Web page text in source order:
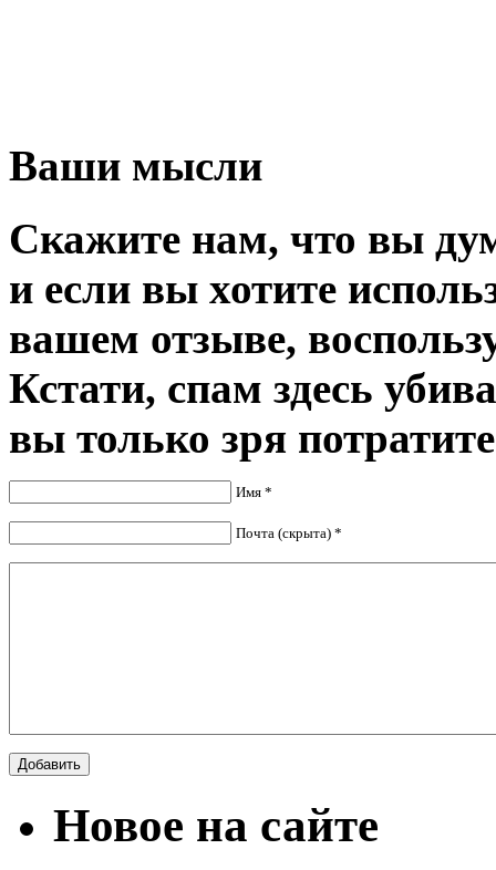
Ваши мысли
Скажите нам, что вы
и если вы хотите
вашем отзыве,
Кстати, спам здесь
вы только зря
Имя *
Почта (скрыта) *
Новое на сайте